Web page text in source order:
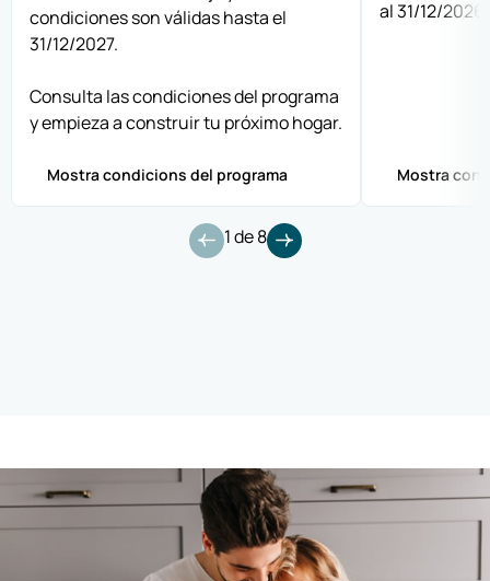
condiciones son válidas hasta el
31/12/2027.
Consulta las condiciones del programa
y empieza a construir tu próximo hogar.
Mostra condicions del programa
al 31/12/2026.
Mostra
1de8